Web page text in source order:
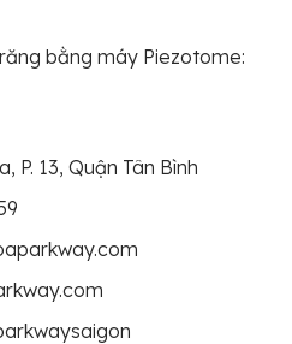
bằng máy Piezotome:
P. 13, Quận Tân Bình